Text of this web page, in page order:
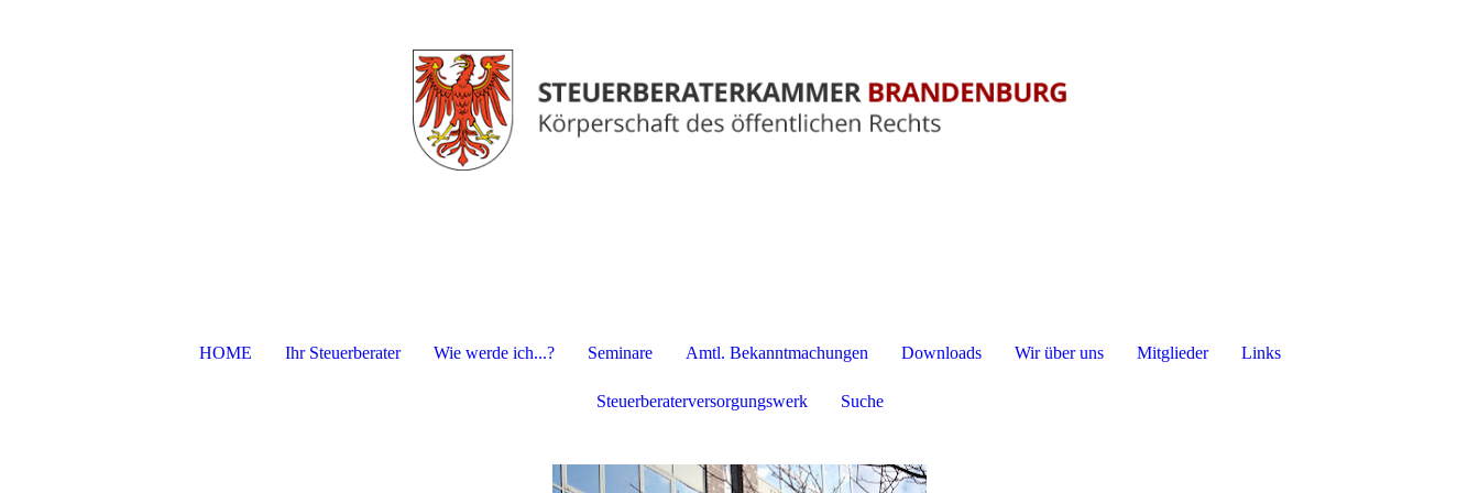
HOME Ihr Steuerberater Wie werde ich...? Seminare Amtl. Bekanntmachungen Downloads Wir über uns Mitglieder Links
Steuerberaterversorgungswerk Suche